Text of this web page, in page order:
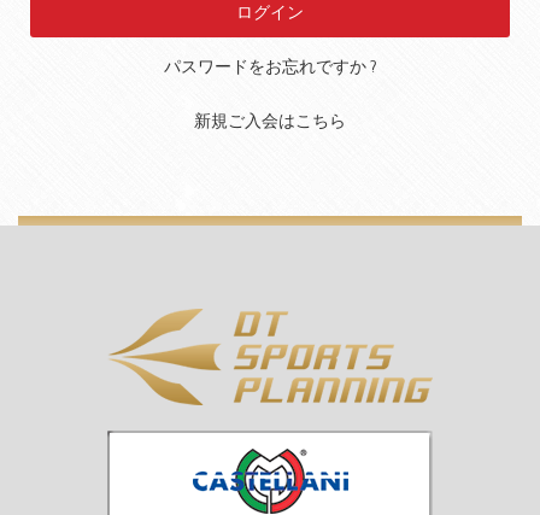
パスワードをお忘れですか ?
新規ご入会はこちら